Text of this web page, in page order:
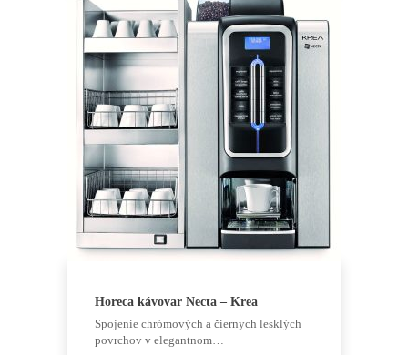
Horeca kávovar Necta – Krea
Spojenie chrómových a čiernych lesklých
povrchov v elegantnom…